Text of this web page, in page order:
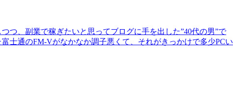
つ、副業で稼ぎたいと思ってブログに手を出した”40代の男”で
士通のFM-Vがなかなか調子悪くて、それがきっかけで多少PCい